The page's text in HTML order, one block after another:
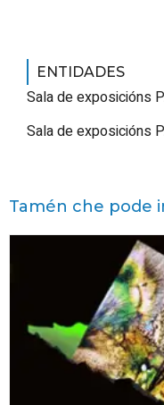
ENTIDADES
Sala de exposicións
Sala de exposicións
Tamén che pode